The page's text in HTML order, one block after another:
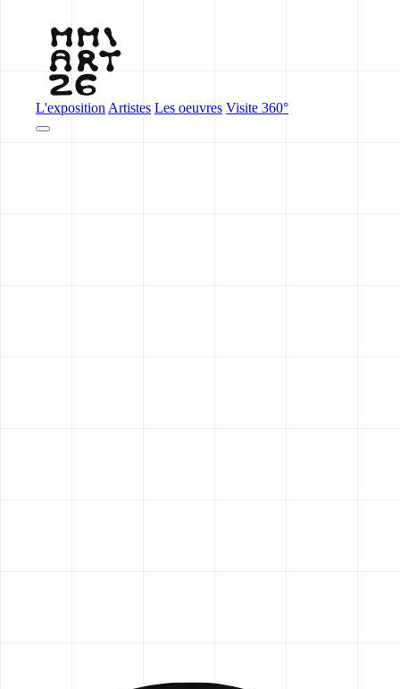
L'exposition Artistes Les oeuvres Visite 360°